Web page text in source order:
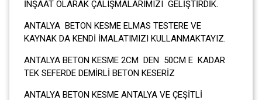
İNŞAAT OLARAK ÇALIŞMALARIMIZI GELİŞTİRDİK.
ANTALYA BETON KESME ELMAS TESTERE VE
KAYNAK DA KENDİ İMALATIMIZI KULLANMAKTAYIZ.
ANTALYA BETON KESME 2CM DEN 50CM E KADAR
TEK SEFERDE DEMİRLİ BETON KESERİZ
ANTALYA BETON KESME ANTALYA VE ÇEŞİTLİ